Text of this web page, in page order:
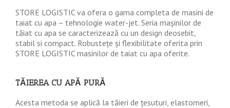
STORE LOGISTIC va ofera o gama completa de masini de
taiat cu apa – tehnologie water-jet. Seria mașinilor de
tăiat cu apa se caracterizează cu un design deosebit,
stabil si compact. Robustețe și flexibilitate oferita prin
STORE LOGISTIC masinilor de taiat cu apa oferite.
TĂIEREA CU APĂ PURĂ
Acesta metoda se aplică la tăieri de țesuturi, elastomeri,